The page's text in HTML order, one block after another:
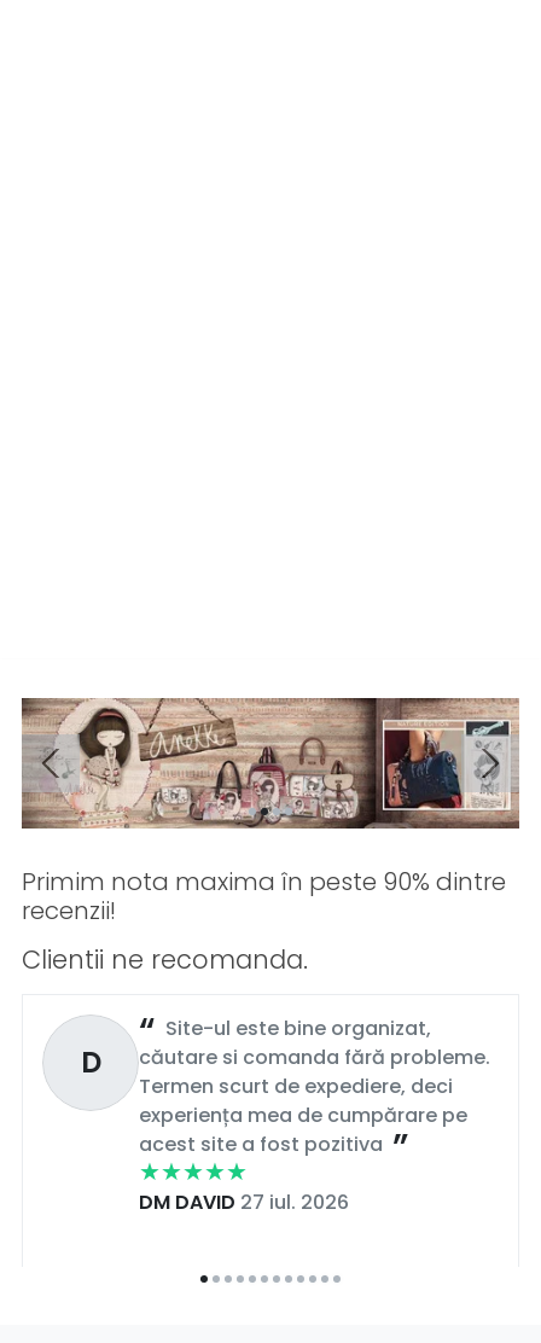
Primim nota maxima în peste 90% dintre
recenzii!
Clientii ne recomanda.
D
Site-ul este bine organizat,
căutare si comanda fără probleme.
Termen scurt de expediere, deci
experiența mea de cumpărare pe
acest site a fost pozitiva
DM DAVID 27 iul. 2026